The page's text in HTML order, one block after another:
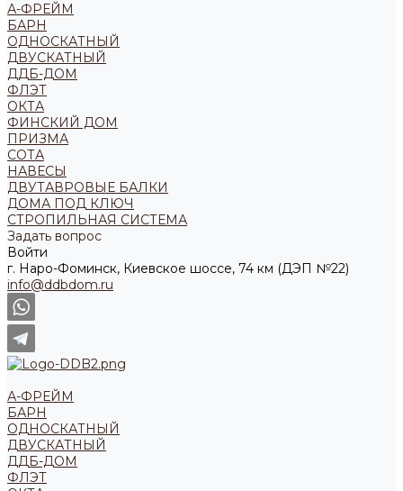
А-ФРЕЙМ
БАРН
ОДНОСКАТНЫЙ
ДВУСКАТНЫЙ
ДДБ-ДОМ
ФЛЭТ
ОКТА
ФИНСКИЙ ДОМ
ПРИЗМА
СОТА
НАВЕСЫ
ДВУТАВРОВЫЕ БАЛКИ
ДОМА ПОД КЛЮЧ
СТРОПИЛЬНАЯ СИСТЕМА
Задать вопрос
Войти
г. Наро-Фоминск, Киевское шоссе, 74 км (ДЭП №22)
info@ddbdom.ru
А-ФРЕЙМ
БАРН
ОДНОСКАТНЫЙ
ДВУСКАТНЫЙ
ДДБ-ДОМ
ФЛЭТ